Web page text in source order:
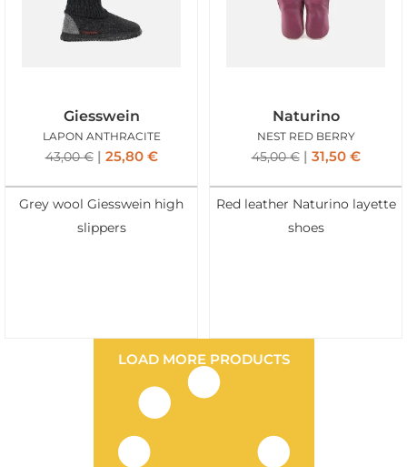
Giesswein
LAPON ANTHRACITE
43,00€ 25,80 €
Grey wool Giesswein high
slippers
Naturino
NEST RED BERRY
45,00€ 31,50 €
Red leather Naturino layette
shoes
LOAD MORE PRODUCTS